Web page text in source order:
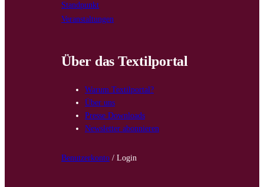
Standpunkt
Veranstaltungen
Über das Textilportal
Warum Textilportal?
Über uns
Presse Downloads
Newsletter abonnieren
Benutzerkonto / Login